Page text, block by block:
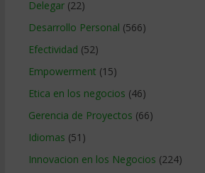
Delegar(22)
Desarrollo Personal (566)
Efectividad (52)
Empowerment (15)
Etica en los negocios (46)
Gerencia de Proyectos (66)
Idiomas (51)
Innovacion en los Negocios (224)